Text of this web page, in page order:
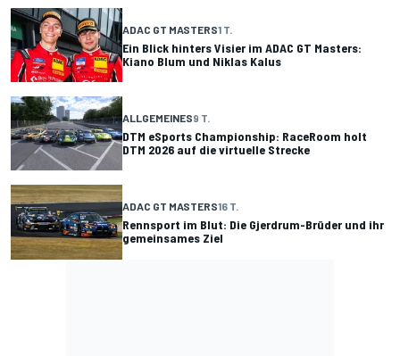
ADAC GT MASTERS1 T.
Ein Blick hinters Visier im ADAC GT Masters:
Kiano Blum und Niklas Kalus
ALLGEMEINES9 T.
DTM eSports Championship: RaceRoom holt
DTM 2026 auf die virtuelle Strecke
ADAC GT MASTERS16 T.
Rennsport im Blut: Die Gjerdrum-Brüder und ihr
gemeinsames Ziel